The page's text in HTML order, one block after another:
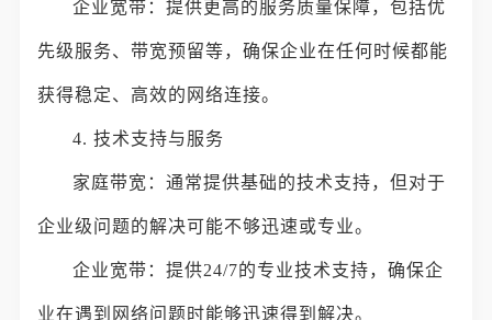
企业宽带：提供更高的服务质量保障，包括优
先级服务、带宽预留等，确保企业在任何时候都能
获得稳定、高效的网络连接。
4. 技术支持与服务
家庭带宽：通常提供基础的技术支持，但对于
企业级问题的解决可能不够迅速或专业。
企业宽带：提供24/7的专业技术支持，确保企
业在遇到网络问题时能够迅速得到解决。